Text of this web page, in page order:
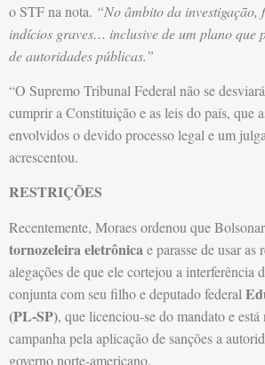
o STF na nota. “No âmbito da investigação,
indícios graves… inclusive de um plano que
de autoridades públicas.”
“O Supremo Tribunal Federal não se
cumprir a Constituição e as leis do país, que
envolvidos o devido processo legal e um
acrescentou.
RESTRIÇÕES
Recentemente, Moraes ordenou que
tornozeleira eletrônicae parasse de usar as
alegações de que ele cortejou a interferência
conjunta com seu filho e deputado federal
(PL-SP), que licenciou-se do mandato e
campanha pela aplicação de sanções a
governo norte-americano.